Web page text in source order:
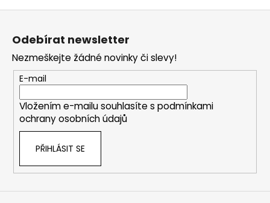
Z
Odebírat newsletter
Nezmeškejte žádné novinky či slevy!
E-mail
Vložením e-mailu souhlasíte s podmínkami
ochrany osobních údajů
PŘIHLÁSIT SE